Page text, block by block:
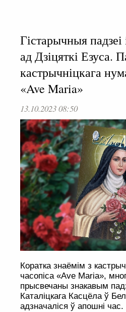
Гістарычныя падзеі
ад Дзіцяткі Езуса.
кастрычніцкага
«Ave Maria»
13.10.2023 08:50
Коратка знаёмім з
часопіса «Ave Maria»,
прысвечаны знакавым
Каталіцкага Касцёла ў
адзначаліся ў апошні час.